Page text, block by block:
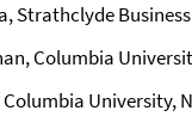
Strathclyde
Columbia
University,